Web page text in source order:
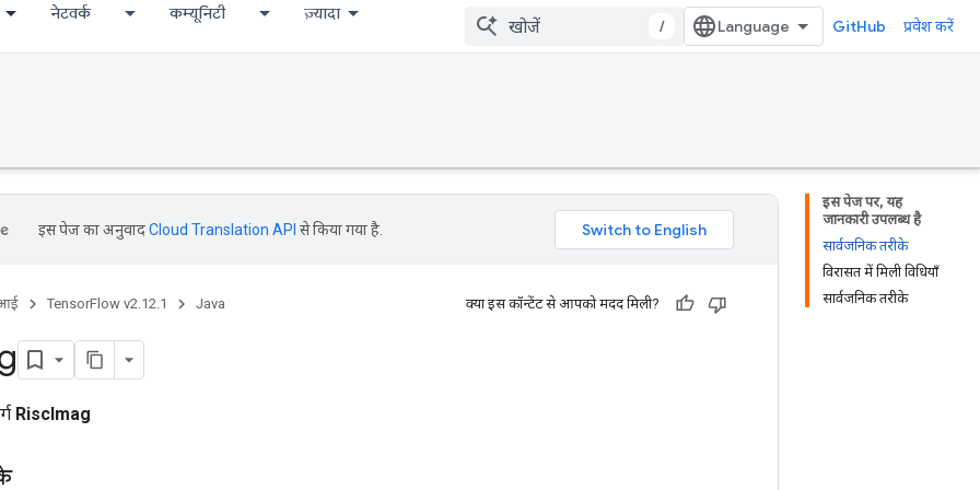
नेटवर्क कम्यूनिटी ज़्यादा
/ GitHub प्रवेश करें
इस पेज पर, यह
जानकारी उपलब्ध है
सार्वजनिक तरीके
विरासत में मिली विधियाँ
सार्वजनिक तरीके
इस पेज का अनुवादCloud Translation API से किया गया है.
TensorFlow v2.12.1 Java क्या इस कॉन्टेंट से आपको मदद मिली?
RiscImag